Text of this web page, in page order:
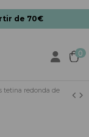
de 70€
0
tetina redonda de